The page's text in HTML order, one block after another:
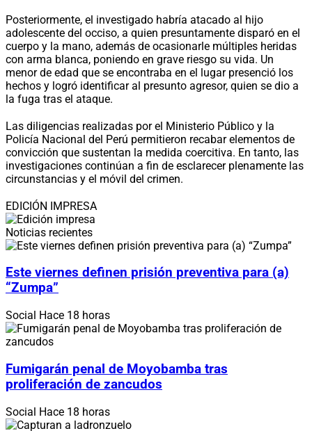
Posteriormente, el investigado habría atacado al hijo
adolescente del occiso, a quien presuntamente disparó en el
cuerpo y la mano, además de ocasionarle múltiples heridas
con arma blanca, poniendo en grave riesgo su vida. Un
menor de edad que se encontraba en el lugar presenció los
hechos y logró identificar al presunto agresor, quien se dio a
la fuga tras el ataque.
Las diligencias realizadas por el Ministerio Público y la
Policía Nacional del Perú permitieron recabar elementos de
convicción que sustentan la medida coercitiva. En tanto, las
investigaciones continúan a fin de esclarecer plenamente las
circunstancias y el móvil del crimen.
EDICIÓN IMPRESA
Noticias recientes
Este viernes definen prisión preventiva para (a)
“Zumpa”
Social Hace 18 horas
Fumigarán penal de Moyobamba tras
proliferación de zancudos
Social Hace 18 horas